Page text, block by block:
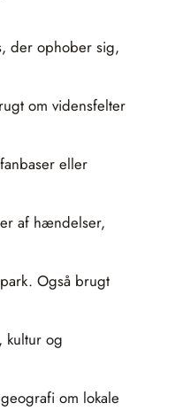
der ophober sig,
om vidensfelter
eller
af hændelser,
Også brugt
kultur og
om lokale